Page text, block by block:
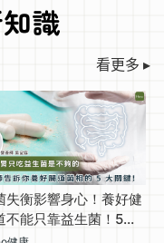
識
看更多 ▸